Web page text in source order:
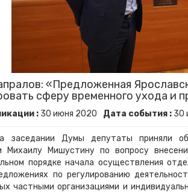
«Предложенная
сферу временного ухода и
: 30 июня 2020 Дата события : 30
заседании Думы депутаты приняли
Михаилу Мишустину по вопросу
порядке начала осуществления
по регулированию
частными организациями и